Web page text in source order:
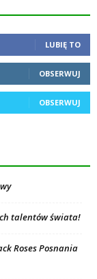
LUBIĘ TO
OBSERWUJ
OBSERWUJ
talentów świata!
Roses Posnania